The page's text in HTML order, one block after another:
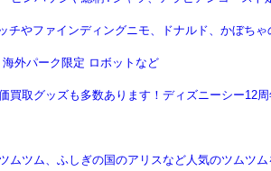
やファインディングニモ、ドナルド、かぼち
外パーク限定 ロボットなど
取グッズも多数あります！ディズニーシー12
ムツム、ふしぎの国のアリスなど人気のツムツ